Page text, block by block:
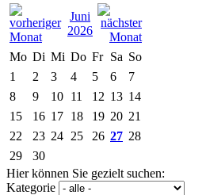
Juni
2026
Mo Di Mi Do Fr Sa So
1
2 3 4 5 6
7
8
9 10 11 12 13 14
15
16 17 18 19 20 21
22
23 24 25 26 27 28
29
30
Hier können Sie gezielt suchen:
Kategorie